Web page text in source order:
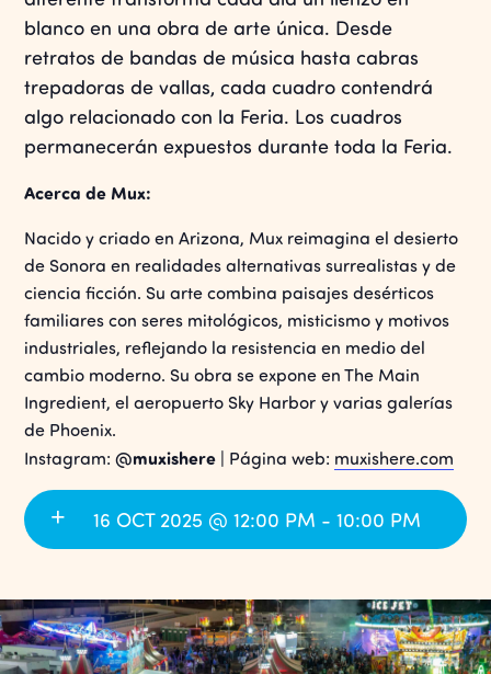
blanco en una obra de arte única. Desde
retratos de bandas de música hasta cabras
trepadoras de vallas, cada cuadro contendrá
algo relacionado con la Feria. Los cuadros
permanecerán expuestos durante toda la Feria.
Acerca de Mux:
Nacido y criado en Arizona, Mux reimagina el desierto
de Sonora en realidades alternativas surrealistas y de
ciencia ficción. Su arte combina paisajes desérticos
familiares con seres mitológicos, misticismo y motivos
industriales, reflejando la resistencia en medio del
cambio moderno. Su obra se expone en The Main
Ingredient, el aeropuerto Sky Harbor y varias galerías
de Phoenix.
Instagram:@muxishere | Página web: muxishere.com
16 OCT 2025 @ 12:00 PM - 10:00 PM